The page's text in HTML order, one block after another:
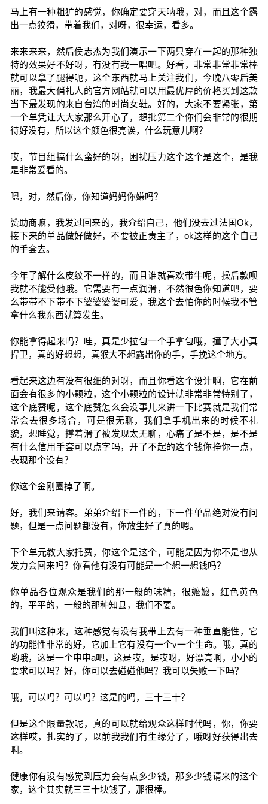
马上有一种粗犷的感觉，你确定要穿天呐哦，对，而且这个露
出一点狡猾，带着我们，对呀，很幸运，看多。
来来来来，然后侯志杰为我们演示一下两只穿在一起的那种独
特的效果好不好呀，有没有我一唱吧。好看，非常非常非常棒
就可以拿了腿得呃，这个东西就马上关注我们，今晚八零后美
丽，我最大俏扎人的官方网站就可以用最优厚的价格买到这款
当下最发现的来自台湾的时尚女鞋。好的，大家不要紧张，第
一个单凭让大大家那么开心了，想批第二个你们会非常的很期
待好没有，所以这个颜色很亮诶，什么玩意儿啊？
哎，节目组搞什么蛮好的呀，困扰压力这个这个是这个，是我
是非常爱看的。
嗯，对，然后你，你知道妈妈你嫌吗？
赞助商嘛，我发过回来的，我介绍自己，他们没去过法国Ok，
接下来的单品做好做好，不要被正责主了，ok这样的这个自己
的手套去。
今年了解什么皮纹不一样的，而且谁就喜欢带牛呢，操后款呗
我就不能受他哦。它需要有一点润滑，不然很色你知道吧，要
么带带不下带不下婆婆婆婆可爱，我这个去怕你的时候我不管
拿什么我东西就算发生。
你能拿得起来吗？哇，真是少拉包一个手拿包哦，撞了大小真
捍卫，真的好想想，真猴大不想露出你的手，手挽这个地方。
看起来这边有没有很细的对呀，而且你看这个设计啊，它在前
面会有很多的小颗粒，这个小颗粒的设计就非常非常特别了，
这个底赞呢，这个底赞怎么会没事儿来讲一下比赛就是我们常
常会去很多场合，可是很无聊，我们拿手机出来的时候不礼
貌，想睡觉，撑着滑了被发现太无聊，心痛了是不是，是不是
有什么信用手套可以点字吗，开了不起的这个钱你挣你一点，
表现那个没有？
你这个金刚圈掉了啊。
好，我们来请客。弟弟介绍下一件的，下一件单品绝对没有问
题，但是一点问题都没有，你放生好了真的嗯。
下个单元教大家托费，你这个是这个，可能是因为你不是也从
发力会回来吗？你看他有没有可能是一个想一想钱吗？
你单品各位观众是我们的那一般的味精，很嬷嬷，红色黄色
的，平平的，一般的那种知县，我们不要。
我们叫这种来，这种感觉有没有我带上去有一种垂直能性，它
的功能性非常的好，它加上它有没有一个v一个生命。哦，真的
哟哦，这是一个申申a吧，这是哎，是哎呀，好漂亮啊，小小的
要求可以吗？好，你可以去碰碰他吗？我可以失败一下吗？
哦，可以吗？可以吗？这是的吗，三十三十？
但是这个限量款呢，真的可以就给观众这样时代吗，你，你要
这样哎，扎实的了，以前我我们有生缘分了，哦呀好获得出去
啊。
健康你有没有感觉到压力会有点多少钱，那多少钱请来的这个
家，这个其实就三三十块钱了，那很棒。